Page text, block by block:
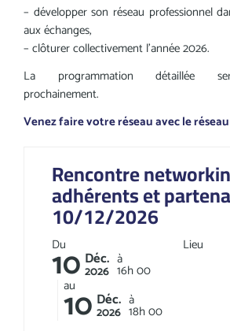
– développer son réseau professionnel
aux échanges,
– clôturer collectivement l’année 2026.
La programmation détaillée
prochainement.
Venez faire votre réseau avec le
Rencontre
adhérents et
10/12/2026
Du
10 Déc.
2026
à
16h00
au
10 Déc.
2026
à
18h00
Lieu